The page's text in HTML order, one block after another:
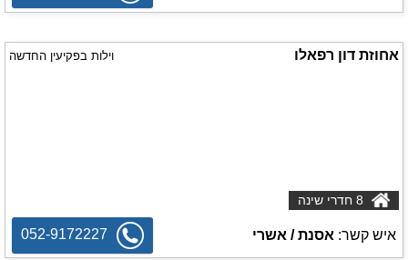
אחוזת דון רפאלו וילות בפקיעין החדשה
איש קשר: אסנת / אשרי 052-9172227